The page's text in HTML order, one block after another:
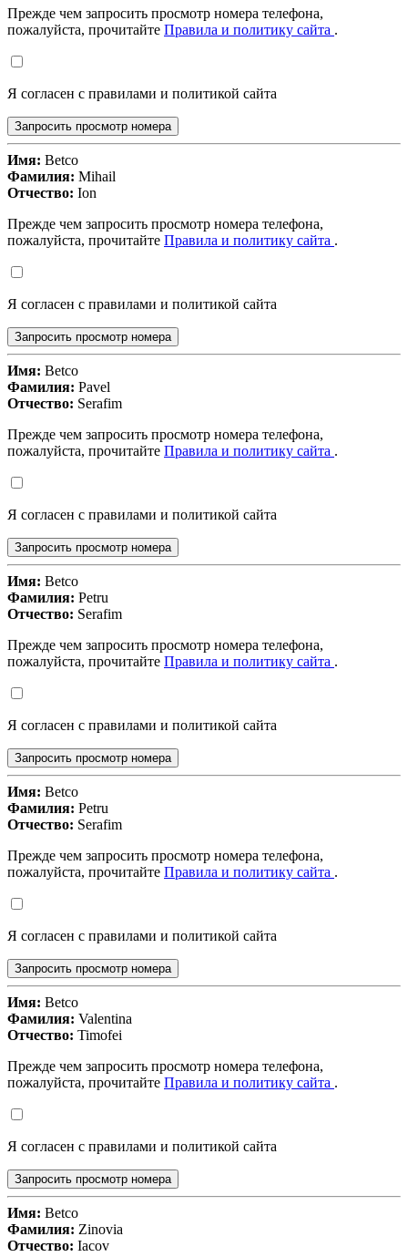
Прежде чем запросить просмотр номера телефона,
пожалуйста, прочитайте Правила и политику сайта .
Я согласен с правилами и политикой сайта
Запросить просмотр номера
Имя: Betco
Фамилия: Mihail
Отчество: Ion
Прежде чем запросить просмотр номера телефона,
пожалуйста, прочитайте Правила и политику сайта .
Я согласен с правилами и политикой сайта
Запросить просмотр номера
Имя: Betco
Фамилия: Pavel
Отчество: Serafim
Прежде чем запросить просмотр номера телефона,
пожалуйста, прочитайте Правила и политику сайта .
Я согласен с правилами и политикой сайта
Запросить просмотр номера
Имя: Betco
Фамилия: Petru
Отчество: Serafim
Прежде чем запросить просмотр номера телефона,
пожалуйста, прочитайте Правила и политику сайта .
Я согласен с правилами и политикой сайта
Запросить просмотр номера
Имя: Betco
Фамилия: Petru
Отчество: Serafim
Прежде чем запросить просмотр номера телефона,
пожалуйста, прочитайте Правила и политику сайта .
Я согласен с правилами и политикой сайта
Запросить просмотр номера
Имя: Betco
Фамилия: Valentina
Отчество: Timofei
Прежде чем запросить просмотр номера телефона,
пожалуйста, прочитайте Правила и политику сайта .
Я согласен с правилами и политикой сайта
Запросить просмотр номера
Имя: Betco
Фамилия: Zinovia
Отчество: Iacov